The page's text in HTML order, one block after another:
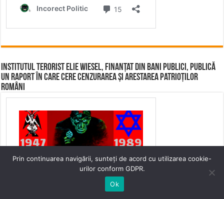
Institutul terorist Elie Wiesel, finanțat din bani publici, publică
un raport în care cere cenzurarea și arestarea patrioților
români
Prin continuarea navigării, sunteți de acord cu utilizarea cookie-
urilor conform GDPR.
Ok